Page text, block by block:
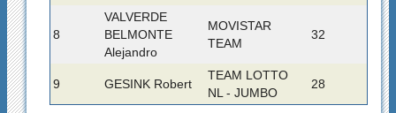
8
VALVERDE
BELMONTE
Alejandro
MOVISTAR
TEAM
32
9 GESINK Robert
TEAM LOTTO
NL - JUMBO
28